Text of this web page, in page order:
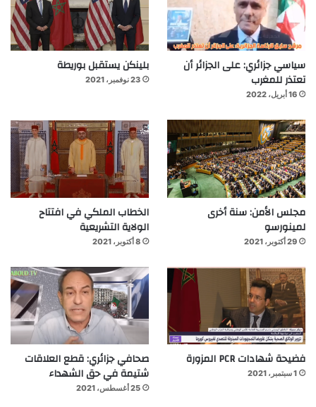
سياسي جزائري: على الجزائر أن
تعتذر للمغرب
16 أبريل، 2022
بلينكن يستقبل بوريطة
23 نوفمبر، 2021
مجلس الأمن: سنة أخرى
لمينورسو
29 أكتوبر، 2021
الخطاب الملكي في افتتاح
الولاية التشريعية
8 أكتوبر، 2021
فضيحة شهادات PCR المزورة
1 سبتمبر، 2021
صحافي جزائري: قطع العلاقات
شتيمة في حق الشهداء
25 أغسطس، 2021